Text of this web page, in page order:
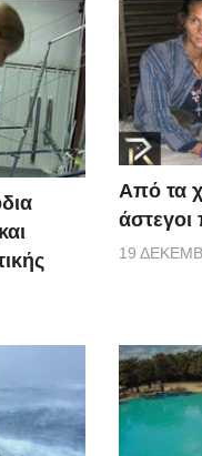
Από τα
άστεγοι
19